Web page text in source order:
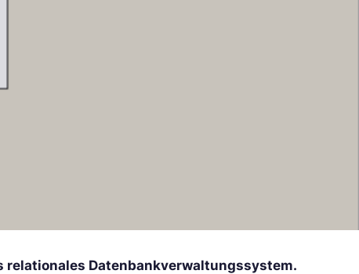
Datenbankverwaltungssystem.